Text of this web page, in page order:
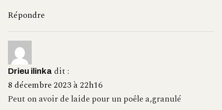
Répondre
Drieu ilinka dit :
8 décembre 2023 à 22h16
Peut on avoir de laide pour un poêle a,granulé